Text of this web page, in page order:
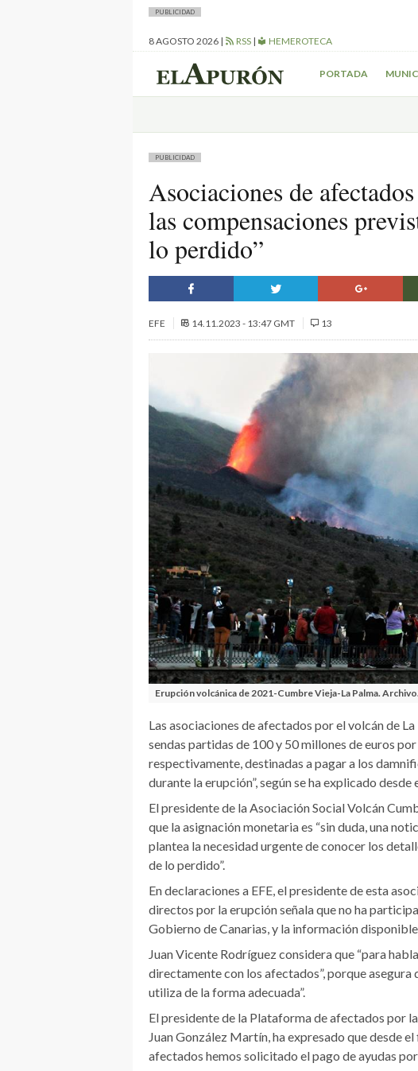
PUBLICIDAD
8 AGOSTO 2026 | RSS | HEMEROTECA
PORTADA
PUBLICIDAD
Asociaciones de
las compensaciones
lo perdido”
EFE 14.11.2023 - 13:47 GMT 13
Erupción volcánica de 2021-Cumbre Vieja-La Palma. Archivo.
Las asociaciones de afectados por el volcán de
sendas partidas de 100 y 50 millones de euros
respectivamente, destinadas a pagar a los
durante la erupción”, según se ha explicado
El presidente de la Asociación Social Volcán
que la asignación monetaria es “sin duda, una
plantea la necesidad urgente de conocer los
de lo perdido”.
En declaraciones a EFE, el presidente de esta
directos por la erupción señala que no ha
Gobierno de Canarias, y la información
Juan Vicente Rodríguez considera que “para
directamente con los afectados”, porque asegura
utiliza de la forma adecuada”.
El presidente de la Plataforma de afectados por
Juan González Martín, ha expresado que desde
afectados hemos solicitado el pago de ayudas